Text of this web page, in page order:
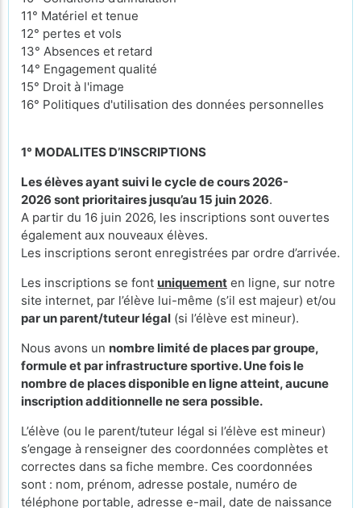
11° Matériel et tenue
12° pertes et vols
13° Absences et retard
14° Engagement qualité
15° Droit à l'image
16° Politiques d'utilisation des données personnelles
1° MODALITES D’INSCRIPTIONS
Les élèves ayant suivi le cycle de cours 2026-
2026 sont prioritaires jusqu’au 15 juin 2026.
A partir du 16 juin 2026, les inscriptions sont ouvertes
également aux nouveaux élèves.
Les inscriptions seront enregistrées par ordre d’arrivée.
Les inscriptions se font uniquement en ligne, sur notre
site internet, par l’élève lui-même (s’il est majeur) et/ou
par un parent/tuteur légal (si l’élève est mineur).
Nous avons un nombre limité de places par groupe,
formule et par infrastructure sportive. Une fois le
nombre de places disponible en ligne atteint, aucune
inscription additionnelle ne sera possible.
L’élève (ou le parent/tuteur légal si l’élève est mineur)
s’engage à renseigner des coordonnées complètes et
correctes dans sa fiche membre. Ces coordonnées
sont : nom, prénom, adresse postale, numéro de
téléphone portable, adresse e-mail, date de naissance